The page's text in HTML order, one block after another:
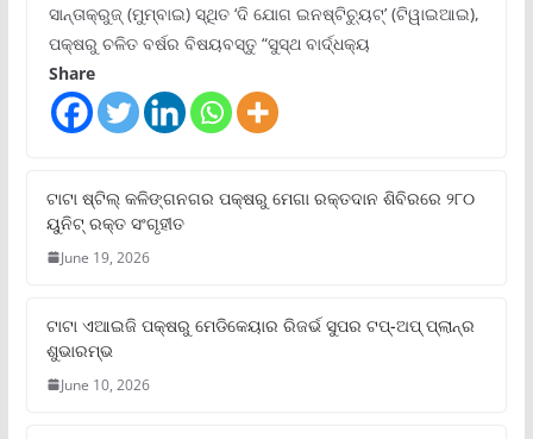
ସାନ୍ତାକ୍ରୁଜ୍ (ମୁମ୍ବାଇ) ସ୍ଥିତ ‘ଦି ଯୋଗ ଇନଷ୍ଟିଚ୍ୟୁଟ୍‌’ (ଟିୱାଇଆଇ),
ପକ୍ଷରୁ ଚଳିତ ବର୍ଷର ବିଷୟବସ୍ତୁ “ସୁସ୍ଥ ବାର୍ଦ୍ଧକ୍ୟ
Share
ଟାଟା ଷ୍ଟିଲ୍‌ କଳିଙ୍ଗନଗର ପକ୍ଷରୁ ମେଗା ରକ୍ତଦାନ ଶିବିରରେ ୨୮୦
ୟୁନିଟ୍‌ ରକ୍ତ ସଂଗୃହୀତ
June 19, 2026
ଟାଟା ଏଆଇଜି ପକ୍ଷରୁ ମେଡିକେୟାର ରିଜର୍ଭ ସୁପର ଟପ୍‌-ଅପ୍ ପ୍ଲାନ୍‌ର
ଶୁଭାରମ୍ଭ
June 10, 2026